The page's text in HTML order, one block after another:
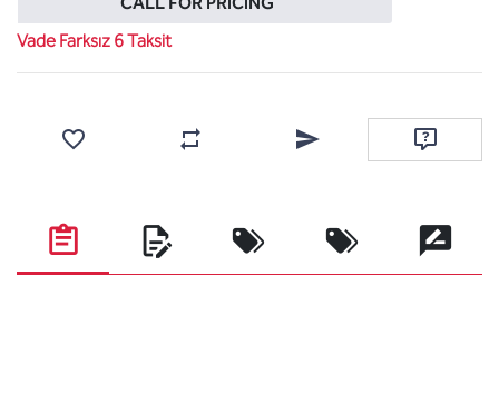
Vade Farksız 6 Taksit
Add to wishlist Add to compare listEmail a friend Ask